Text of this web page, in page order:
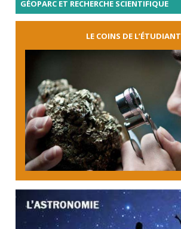
GÉOPARC ET RECHERCHE SCIENTIFIQUE
LE COINS DE L’ÉTUDIANT